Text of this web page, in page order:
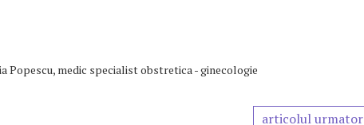
Popescu, medic specialist obstretica - ginecologie
articolul urmator